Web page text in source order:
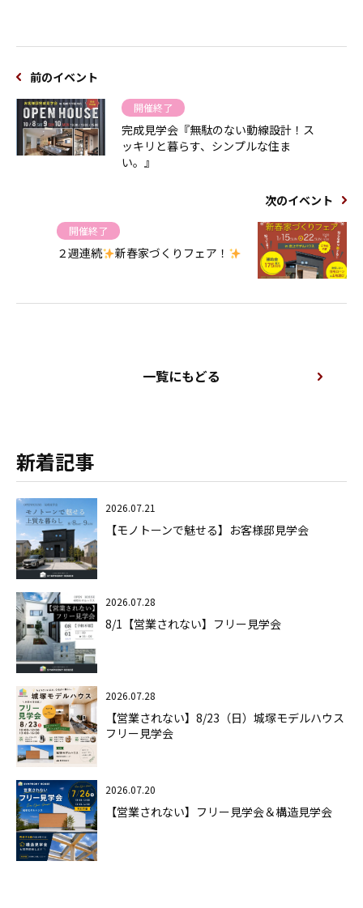
前のイベント
開催終了
完成見学会『無駄のない動線設計！ス
ッキリと暮らす、シンプルな住ま
い。』
次のイベント
開催終了
２週連続 新春家づくりフェア！
一覧にもどる
新着記事
2026.07.21
【モノトーンで魅せる】お客様邸見学会
2026.07.28
8/1【営業されない】フリー見学会
2026.07.28
【営業されない】8/23（日）城塚モデルハウス
フリー見学会
2026.07.20
【営業されない】フリー見学会＆構造見学会